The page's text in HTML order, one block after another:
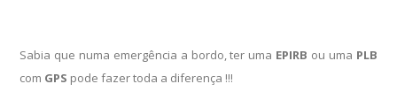
Sabia que numa emergência a bordo, ter uma EPIRB ou uma PLB
com GPS pode fazer toda a diferença !!!